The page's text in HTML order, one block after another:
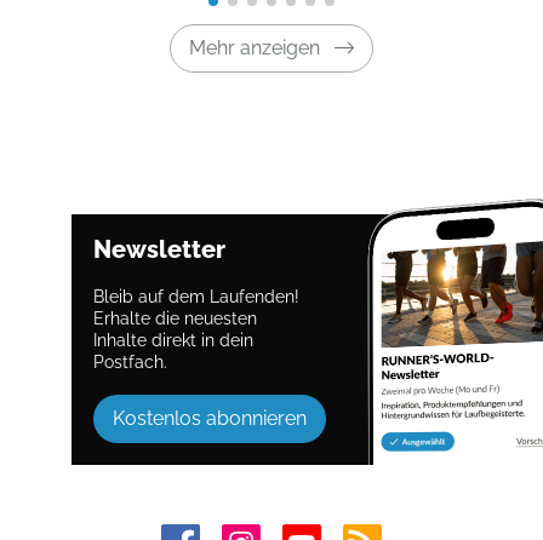
Mehr anzeigen
Newsletter
Bleib auf dem Laufenden!
Erhalte die neuesten
Inhalte direkt in dein
Postfach.
Kostenlos abonnieren